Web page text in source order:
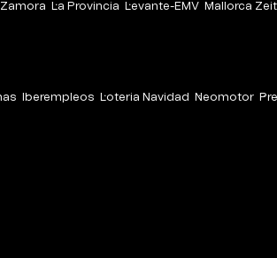
La Provincia Levante-EMV Mallorca
Iberempleos Loteria Navidad Neomotor